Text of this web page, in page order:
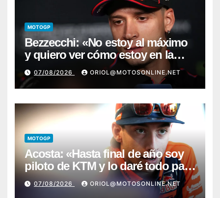
MOTOGP
Bezzecchi: «No estoy al máximo
y quiero ver cómo estoy en la
moto; desde Aragón será una
guerra»
07/08/2026 ORIOL@MOTOSONLINE.NET
MOTOGP
Acosta: «Hasta final de año soy
piloto de KTM y lo daré todo para
conseguir mi primera victoria»
07/08/2026 ORIOL@MOTOSONLINE.NET